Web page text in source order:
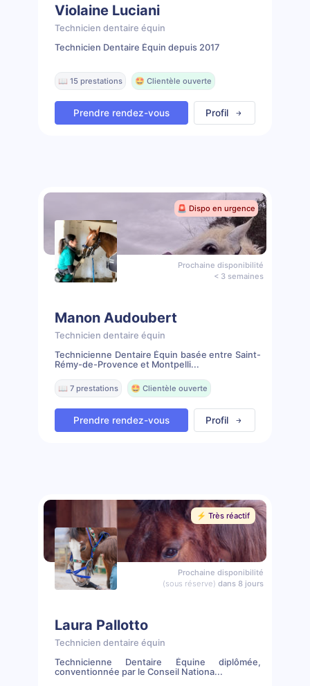
Violaine Luciani
Technicien dentaire équin
Technicien Dentaire Équin depuis 2017
📖 15 prestations 🤩 Clientèle ouverte
Prendre rendez-vous Profil
🚨 Dispo en urgence
Prochaine disponibilité
< 3 semaines
Manon Audoubert
Technicien dentaire équin
Technicienne Dentaire Équin basée entre Saint-
Rémy-de-Provence et Montpelli...
📖 7 prestations 🤩 Clientèle ouverte
Prendre rendez-vous Profil
⚡️ Très réactif
Prochaine disponibilité
(sous réserve) dans 8 jours
Laura Pallotto
Technicien dentaire équin
Technicienne Dentaire Équine diplômée,
conventionnée par le Conseil Nationa...